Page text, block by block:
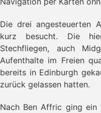
- Neptune's Staircase
- Loch Lochy
- Boots Crash
- Fort Augustus
- Loch Ness
- Inverness
Glen Affric
Die drei angesteuerten
kurz besucht. Die
Stechfliegen, auch
Aufenthalte im Freien
bereits in Edinburgh
zurück gelassen hatten.
Nach Ben Affric ging ein